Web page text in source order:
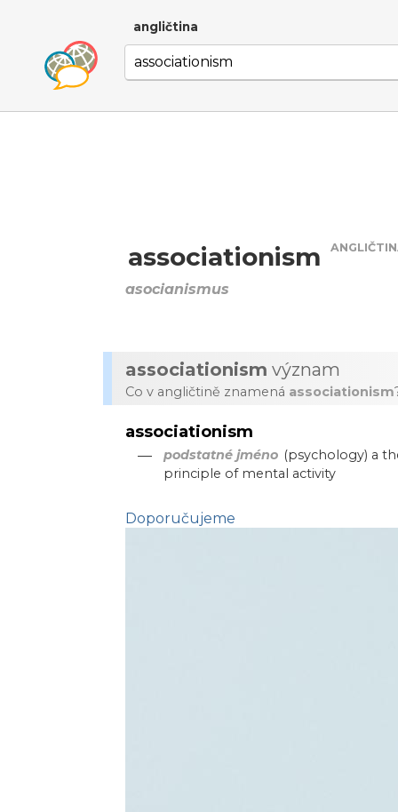
angličtina
associationism
asocianismus
associationism význam
Co v angličtině znamená associationism
associationism
— podstatné jméno (psychology) a
principle of mental activity
Doporučujeme